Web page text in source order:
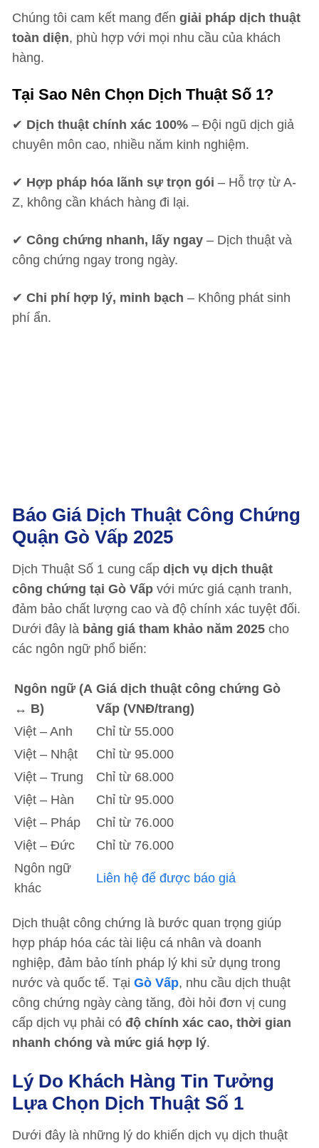
Chúng tôi cam kết mang đến giải pháp dịch thuật
toàn diện, phù hợp với mọi nhu cầu của khách
hàng.
Tại Sao Nên Chọn Dịch Thuật Số 1?
✔ Dịch thuật chính xác 100% – Đội ngũ dịch giả
chuyên môn cao, nhiều năm kinh nghiệm.
✔ Hợp pháp hóa lãnh sự trọn gói – Hỗ trợ từ A-
Z, không cần khách hàng đi lại.
✔ Công chứng nhanh, lấy ngay – Dịch thuật và
công chứng ngay trong ngày.
✔ Chi phí hợp lý, minh bạch – Không phát sinh
phí ẩn.
Báo Giá Dịch Thuật Công Chứng
Quận Gò Vấp 2025
Dịch Thuật Số 1 cung cấp dịch vụ dịch thuật
công chứng tại Gò Vấp với mức giá cạnh tranh,
đảm bảo chất lượng cao và độ chính xác tuyệt đối.
Dưới đây là bảng giá tham khảo năm 2025 cho
các ngôn ngữ phổ biến:
Ngôn ngữ (A
↔ B)
Giá dịch thuật công chứng Gò
Vấp (VNĐ/trang)
Việt – Anh
Chỉ từ 55.000
Việt – Nhật
Chỉ từ 95.000
Việt – Trung
Chỉ từ 68.000
Việt – Hàn
Chỉ từ 95.000
Việt – Pháp
Chỉ từ 76.000
Việt – Đức
Chỉ từ 76.000
Ngôn ngữ
khác
Liên hệ để được báo giá
Dịch thuật công chứng là bước quan trọng giúp
hợp pháp hóa các tài liệu cá nhân và doanh
nghiệp, đảm bảo tính pháp lý khi sử dụng trong
nước và quốc tế. Tại Gò Vấp, nhu cầu dịch thuật
công chứng ngày càng tăng, đòi hỏi đơn vị cung
cấp dịch vụ phải có độ chính xác cao, thời gian
nhanh chóng và mức giá hợp lý.
Lý Do Khách Hàng Tin Tưởng
Lựa Chọn Dịch Thuật Số 1
Dưới đây là những lý do khiến dịch vụ dịch thuật